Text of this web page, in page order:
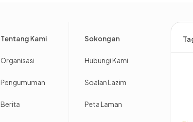
Tentang Kami
Organisasi
Pengumuman
Berita
Sokongan
Hubungi Kami
Soalan Lazim
Peta Laman